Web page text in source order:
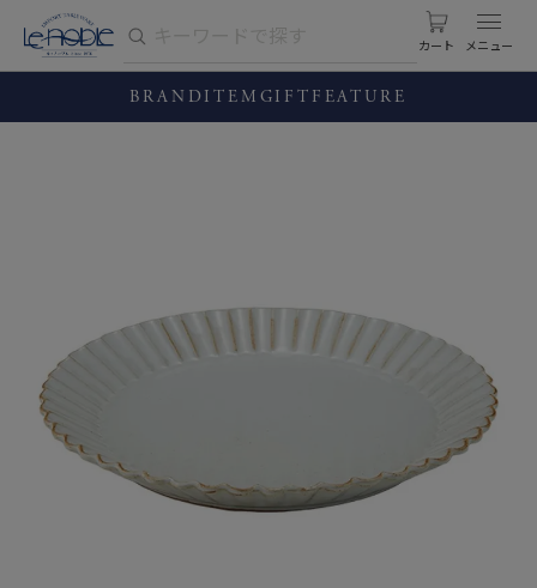
カート
BRANDITEM GIFT FEATURE